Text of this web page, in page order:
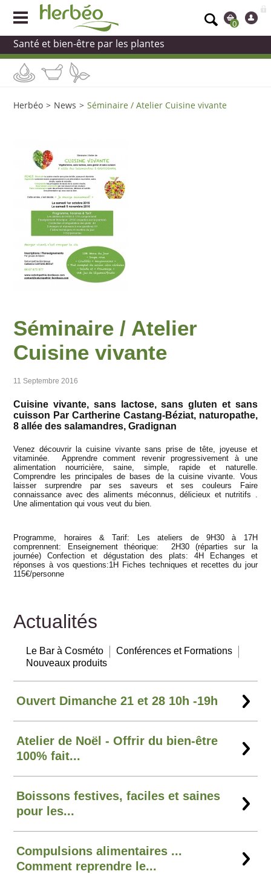
0
Santé et bien-être par les plantes
Herbéo > News > Séminaire / Atelier Cuisine vivante
Séminaire / Atelier
Cuisine vivante
11 Septembre 2016
Cuisine vivante, sans lactose, sans gluten et sans
cuisson Par Cartherine Castang-Béziat, naturopathe,
8 allée des salamandres, Gradignan
Venez découvrir la cuisine vivante sans prise de tête, joyeuse et
vitaminée. Apprendre comment revenir progressivement à une
alimentation nourricière, saine, simple, rapide et naturelle.
Comprendre les principales de bases de la cuisine vivante. Vous
laisser surprendre par ses saveurs et ses couleurs Faire
connaissance avec des aliments méconnus, délicieux et nutritifs .
Une alimentation qui vous veut du bien.
Programme, horaires & Tarif: Les ateliers de 9H30 à 17H
comprennent: Enseignement théorique: 2H30 (réparties sur la
journée) Confection et dégustation des plats: 4H Echanges et
réponses à vos questions:1H Fiches techniques et recettes du jour
115€/personne
Actualités
Le Bar à Cosméto
Conférences et Formations
Nouveaux produits
Ouvert Dimanche 21 et 28 10h -19h
Atelier de Noël - Offrir du bien-être
100% fait...
Boissons festives, faciles et saines
pour les...
Compulsions alimentaires ...
Comment reprendre le...